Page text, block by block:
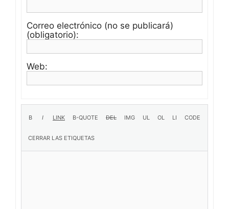
Correo electrónico (no se publicará)
(obligatorio):
Web: